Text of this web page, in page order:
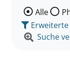
Wählen Sie
Alle
Suche